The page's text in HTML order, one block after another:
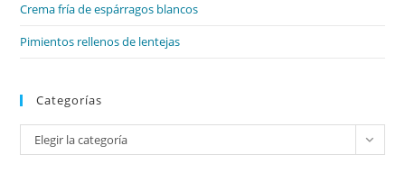
Crema fría de espárragos blancos
Pimientos rellenos de lentejas
Categorías
Categorías
Elegir la categoría